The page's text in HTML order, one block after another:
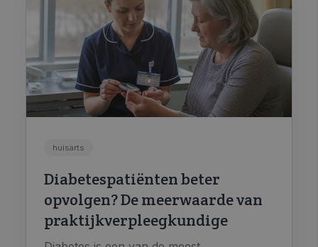
huisarts
Diabetespatiënten beter
opvolgen? De meerwaarde van
praktijkverpleegkundige